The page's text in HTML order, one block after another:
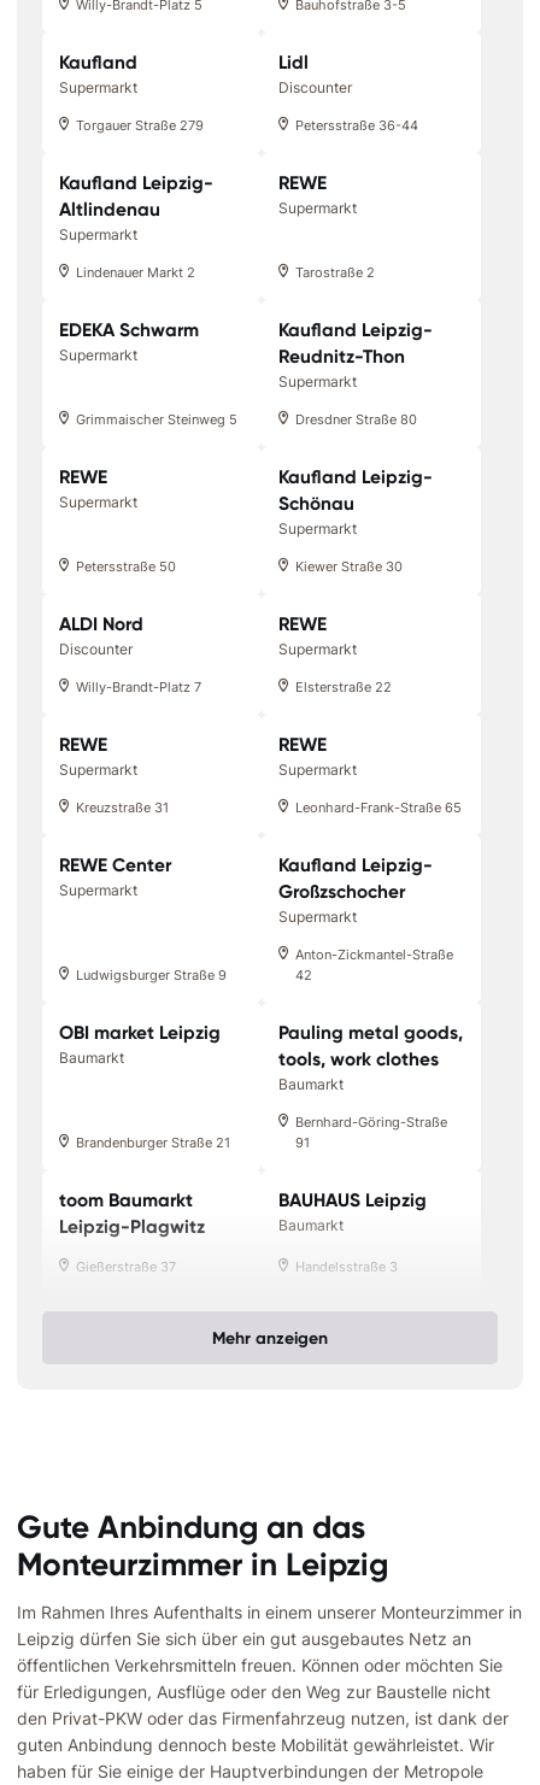
Willy-Brandt-Platz 5 Bauhofstraße 3-5
Kaufland
Supermarkt
Torgauer Straße 279
Lidl
Discounter
Petersstraße 36-44
Kaufland Leipzig-
Altlindenau
Supermarkt
Lindenauer Markt 2
REWE
Supermarkt
Tarostraße 2
EDEKA Schwarm
Supermarkt
Grimmaischer Steinweg 5
Kaufland Leipzig-
Reudnitz-Thon
Supermarkt
Dresdner Straße 80
REWE
Supermarkt
Petersstraße 50
Kaufland Leipzig-
Schönau
Supermarkt
Kiewer Straße 30
ALDI Nord
Discounter
Willy-Brandt-Platz 7
REWE
Supermarkt
Elsterstraße 22
REWE
Supermarkt
Kreuzstraße 31
REWE
Supermarkt
Leonhard-Frank-Straße 65
REWE Center
Supermarkt
Ludwigsburger Straße 9
Kaufland Leipzig-
Großzschocher
Supermarkt
Anton-Zickmantel-Straße
42
OBI market Leipzig
Baumarkt
Brandenburger Straße 21
Pauling metal goods,
tools, work clothes
Baumarkt
Bernhard-Göring-Straße
91
toom Baumarkt
Leipzig-Plagwitz
Gießerstraße 37
BAUHAUS Leipzig
Baumarkt
Handelsstraße 3
Mehr anzeigen
Gute Anbindung an das
Monteurzimmer in Leipzig
Im Rahmen Ihres Aufenthalts in einem unserer Monteurzimmer in
Leipzig dürfen Sie sich über ein gut ausgebautes Netz an
öffentlichen Verkehrsmitteln freuen. Können oder möchten Sie
für Erledigungen, Ausflüge oder den Weg zur Baustelle nicht
den Privat-PKW oder das Firmenfahrzeug nutzen, ist dank der
guten Anbindung dennoch beste Mobilität gewährleistet. Wir
haben für Sie einige der Hauptverbindungen der Metropole